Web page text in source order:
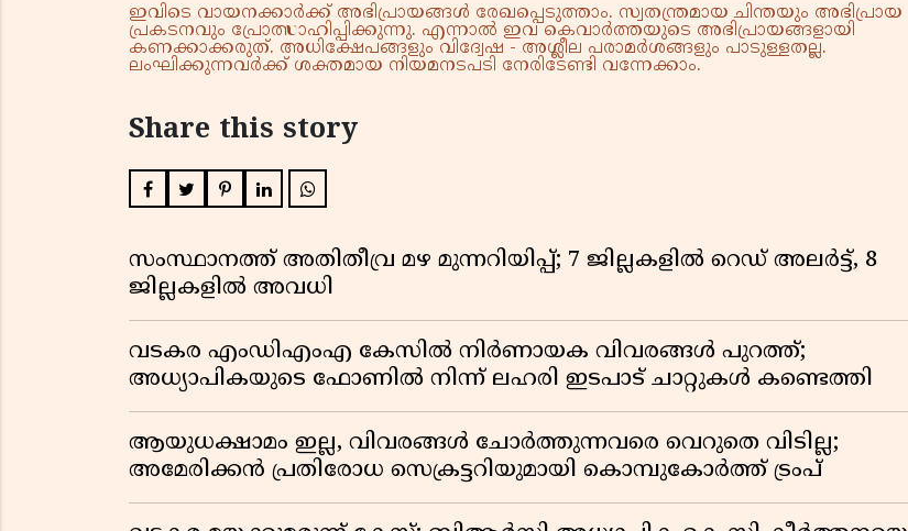
ഇവിടെ വായനക്കാർക്ക് അഭിപ്രായങ്ങൾ രേഖപ്പെടുത്താം. സ്വതന്ത്രമായ ചിന്തയും അഭിപ്രായ
പ്രകടനവും പ്രോത്സാഹിപ്പിക്കുന്നു. എന്നാൽ ഇവ കെവാർത്തയുടെ അഭിപ്രായങ്ങളായി
കണക്കാക്കരുത്. അധിക്ഷേപങ്ങളും വിദ്വേഷ - അശ്ലീല പരാമർശങ്ങളും പാടുള്ളതല്ല.
ലംഘിക്കുന്നവർക്ക് ശക്തമായ നിയമനടപടി നേരിടേണ്ടി വന്നേക്കാം.
Share this story
സംസ്ഥാനത്ത് അതിതീവ്ര മഴ മുന്നറിയിപ്പ്; 7 ജില്ലകളിൽ റെഡ് അലർട്ട്, 8
ജില്ലകളിൽ അവധി
വടകര എംഡിഎംഎ കേസിൽ നിർണായക വിവരങ്ങൾ പുറത്ത്;
അധ്യാപികയുടെ ഫോണിൽ നിന്ന് ലഹരി ഇടപാട് ചാറ്റുകൾ കണ്ടെത്തി
ആയുധക്ഷാമം ഇല്ല, വിവരങ്ങൾ ചോർത്തുന്നവരെ വെറുതെ വിടില്ല;
അമേരിക്കൻ പ്രതിരോധ സെക്രട്ടറിയുമായി കൊമ്പുകോർത്ത് ട്രംപ്